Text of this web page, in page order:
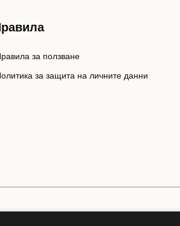
за ползване
за защита на личните данни